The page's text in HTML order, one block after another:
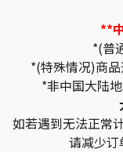
**
*(普
*(特殊情况)商品
*非中国大陆地
如若遇到无法正常
请减少订